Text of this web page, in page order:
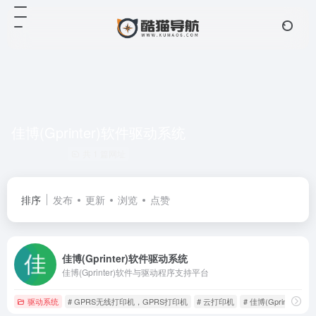
排序 发布 更新 浏览 点赞
佳博(Gprinter)软件驱动系统
佳博(Gprinter)软件与驱动程序支持平台
驱动系统 # GPRS无线打印机，GPRS打印机 # 云打印机 # 佳博(Gprinter)软